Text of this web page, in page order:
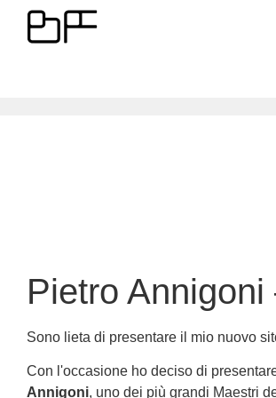
Pietro Annigoni
Sono lieta di presentare il mio nuovo
Con l'occasione ho deciso di
Annigoni, uno dei più grandi Maestri